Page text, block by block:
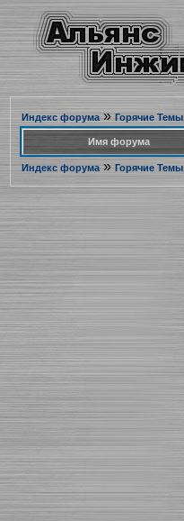
Индекс форума» Горячие Темы
Имя форума
Индекс форума» Горячие Темы